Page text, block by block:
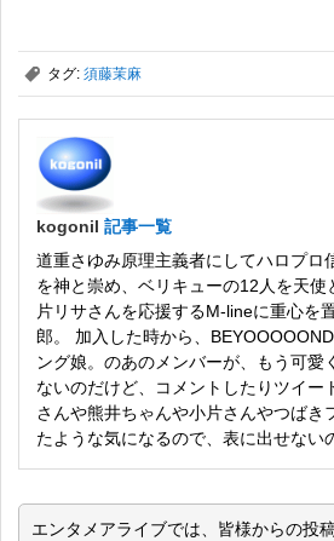
, タグ: 須藤茉麻
kogonil 記事一覧
道重さゆみ原理主義者にしてハロプロ
を神と崇め、ベリキューの12人を天
片リサさんを応援するM-lineに重心を
郎。 加入した時から、
ング娘。のあのメンバーが、もう可愛
ないのだけど、コメントしたりツイー
さんや熊井ちゃんや小片さんやつばき
たような気になるので、表に出せない
エンタメアライブでは、皆様からの投